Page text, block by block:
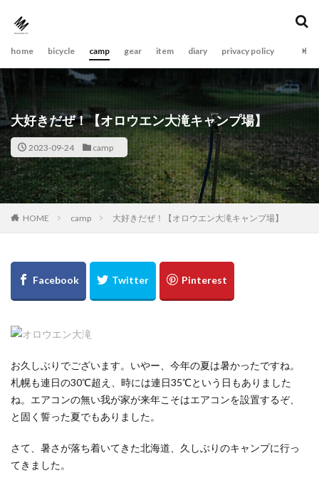
home bicycle camp gear item diary privacy policy
大好きだぜ！【オロウエン大滝キャンプ場】
2023-09-24 camp
HOME camp 大好きだぜ！【オロウエン大滝キャンプ場】
お久しぶりでございます。いやー、今年の夏は暑かったですね。
札幌も連日の30℃超え、時には連日35℃という日もありました
ね。エアコンの無い我が家が来年こそはエアコンを設置するぞ、
と固く誓った夏でもありました。
さて、暑さが落ち着いてきた北海道、久しぶりのキャンプに行っ
てきました。